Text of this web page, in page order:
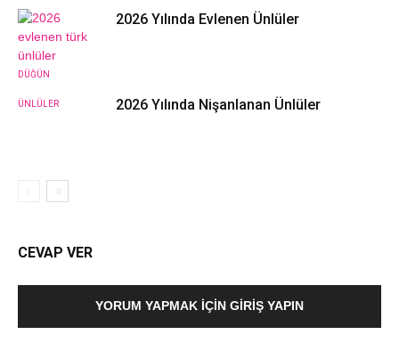
DÜĞÜN
2026 Yılında Evlenen Ünlüler
ÜNLÜLER 2026 Yılında Nişanlanan Ünlüler
CEVAP VER
YORUM YAPMAK İÇIN GIRIŞ YAPIN